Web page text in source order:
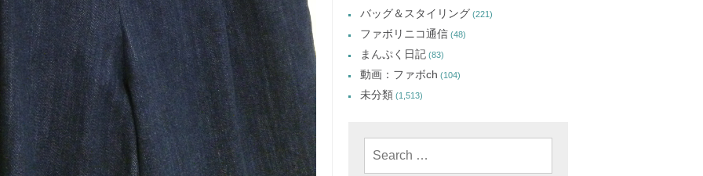
バッグ＆スタイリング (221)
ファボリニコ通信 (48)
まんぷく日記 (83)
動画：ファボch (104)
未分類 (1,513)